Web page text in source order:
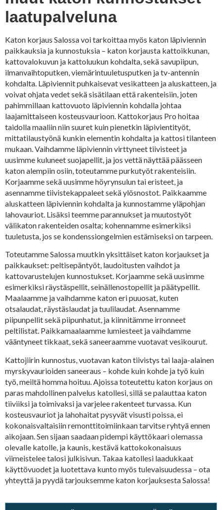
laatupalveluna
Katon korjaus Salossa voi tarkoittaa myös katon läpiviennin
paikkauksia ja kunnostuksia – katon korjausta kattoikkunan,
kattovalokuvun ja kattoluukun kohdalta, sekä savupiipun,
ilmanvaihtoputken, viemärintuuletusputken ja tv-antennin
kohdalta. Läpiviennit puhkaisevat vesikatteen ja aluskatteen, ja
voivat ohjata vedet sekä sisätilaan että rakenteisiin, joten
pahimmillaan kattovuoto läpiviennin kohdalla johtaa
laajamittaiseen kosteusvaurioon. Kattokorjaus Pro hoitaa
taidolla maaliin niin suuret kuin pienetkin läpivientityöt,
mittatilaustyönä kunkin elementin kohdalta ja kattosi tilanteen
mukaan. Vaihdamme läpiviennin virttyneet tiivisteet ja
uusimme kuluneet suojapellit, ja jos vettä näyttää päässeen
katon alempiin osiin, toteutamme purkutyöt rakenteisiin.
Korjaamme sekä uusimme höyrynsulun tai eristeet, ja
asennamme tiivistekappaleet sekä ylösnostot. Paikkaamme
aluskatteen läpiviennin kohdalta ja kunnostamme yläpohjan
lahovauriot. Lisäksi teemme parannukset ja muutostyöt
välikaton rakenteiden osalta; kohennamme esimerkiksi
tuuletusta, jos se kondenssiongelmien estämiseksi on tarpeen.
Toteutamme Salossa muutkin yksittäiset katon korjaukset ja
paikkaukset: peltisepäntyöt, laudoitusten vaihdot ja
kattovarustelujen kunnostukset. Korjaamme sekä uusimme
esimerkiksi räystäspellit, seinällenostopellit ja päätypellit.
Maalaamme ja vaihdamme katon eri puuosat, kuten
otsalaudat, räystäslaudat ja tuulilaudat. Asennamme
piipunpellit sekä piipunhatut, ja kiinnitämme irronneet
peltilistat. Paikkamaalaamme lumiesteet ja vaihdamme
vääntyneet tikkaat, sekä saneeraamme vuotavat vesikourut.
Kattojiirin kunnostus, vuotavan katon tiivistys tai laaja-alainen
myrskyvaurioiden saneeraus – kohde kuin kohde ja työ kuin
työ, meiltä homma hoituu. Ajoissa toteutettu katon korjaus on
paras mahdollinen palvelus katollesi, sillä se palauttaa katon
tiiviiksi ja toimivaksi ja varjelee rakenteet turvassa. Kun
kosteusvauriot ja lahohaitat pysyvät visusti poissa, ei
kokonaisvaltaisiin remonttitoimiinkaan tarvitse ryhtyä ennen
aikojaan. Sen sijaan saadaan pidempi käyttökaari olemassa
olevalle katolle, ja kaunis, kestävä kattokokonaisuus
viimeistelee talosi julkisivun. Takaa katollesi laadukkaat
käyttövuodet ja luotettava kunto myös tulevaisuudessa – ota
yhteyttä ja pyydä tarjouksemme katon korjauksesta Salossa!